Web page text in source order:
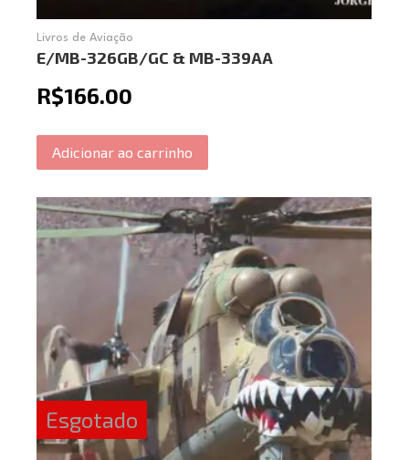
Livros de Aviação
E/MB-326GB/GC & MB-339AA
R$166.00
Adicionar ao carrinho
Esgotado